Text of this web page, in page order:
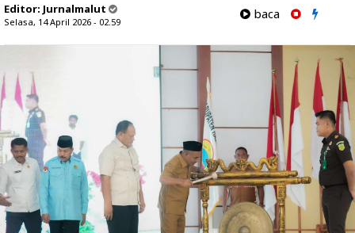
Editor: Jurnalmalut
Selasa, 14 April 2026 - 02.59
baca